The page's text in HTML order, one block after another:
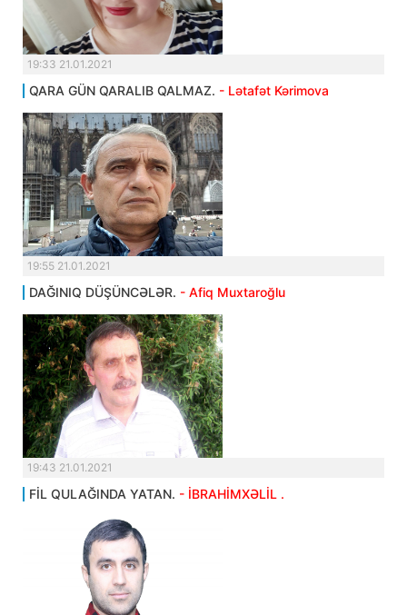
19:33 21.01.2021
QARA GÜN QARALIB QALMAZ. - Lətafət Kərimova
19:55 21.01.2021
DAĞINIQ DÜŞÜNCƏLƏR. - Afiq Muxtaroğlu
19:43 21.01.2021
FİL QULAĞINDA YATAN. - İBRAHİMXƏLİL .